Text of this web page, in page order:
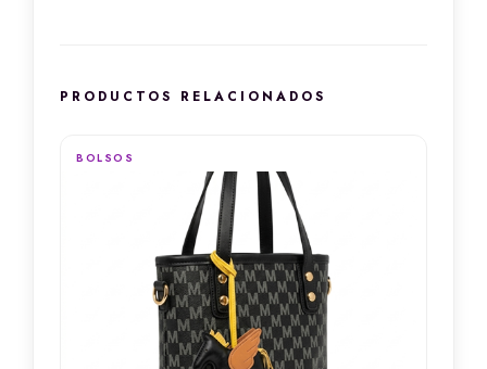
PRODUCTOS RELACIONADOS
BOLSOS